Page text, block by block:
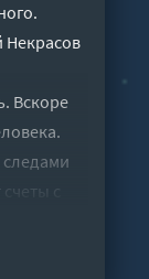
Некрасов
Вскоре
с